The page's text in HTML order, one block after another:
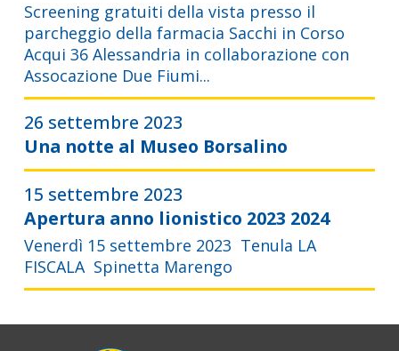
Screening gratuiti della vista presso il
parcheggio della farmacia Sacchi in Corso
Acqui 36 Alessandria in collaborazione con
Assocazione Due Fiumi...
26 settembre 2023
Una notte al Museo Borsalino
15 settembre 2023
Apertura anno lionistico 2023 2024
Venerdì 15 settembre 2023 Tenula LA
FISCALA Spinetta Marengo